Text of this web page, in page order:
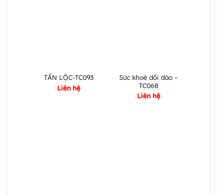
TẤN LỘC-TC093
Liên hệ
Sức khoẻ dồi dào –
TC068
Liên hệ